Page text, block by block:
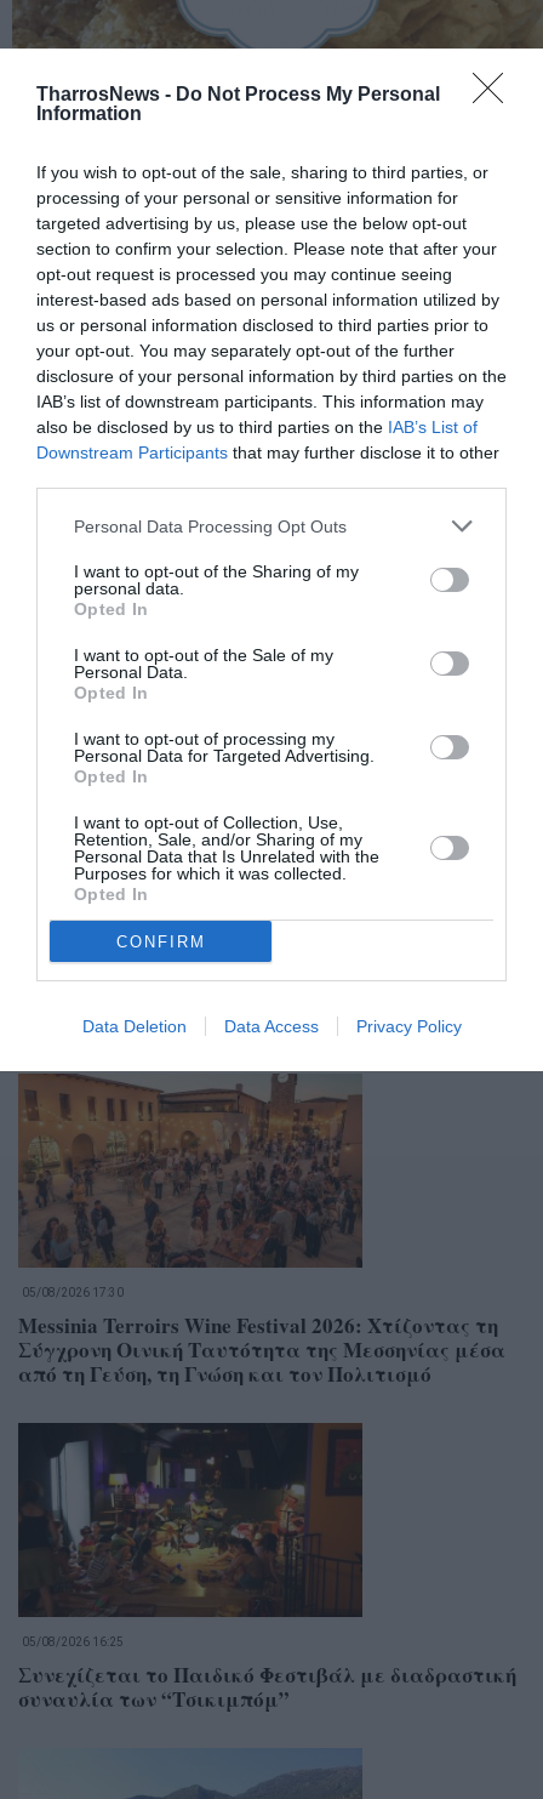
TharrosNews - Do Not Process My Personal
Information
If you wish to opt-out of the sale, sharing to third parties, or
processing of your personal or sensitive information for
targeted advertising by us, please use the below opt-out
section to confirm your selection. Please note that after your
opt-out request is processed you may continue seeing
interest-based ads based on personal information utilized by
us or personal information disclosed to third parties prior to
your opt-out. You may separately opt-out of the further
disclosure of your personal information by third parties on the
IAB’s list of downstream participants. This information may
also be disclosed by us to third parties on the IAB’s List of
Downstream Participants that may further disclose it to other
Personal Data Processing Opt Outs
I want to opt-out of the Sharing of my
personal data.
Opted In
I want to opt-out of the Sale of my
Personal Data.
Opted In
I want to opt-out of processing my
Personal Data for Targeted Advertising.
Opted In
I want to opt-out of Collection, Use,
Retention, Sale, and/or Sharing of my
Personal Data that Is Unrelated with the
Purposes for which it was collected.
Opted In
CONFIRM
Data Deletion Data Access Privacy Policy
Σχετικά Άρθρα
Ένα γαστρονομικό & πολιτιστικό ταξίδι στο
«Χιλιόμετρο» της Καλαμάτας
06/08/2026 11:01
05/08/2026 17:30
Messinia Terroirs Wine Festival 2026: Χτίζοντας τη
Σύγχρονη Οινική Ταυτότητα της Μεσσηνίας μέσα
από τη Γεύση, τη Γνώση και τον Πολιτισμό
05/08/2026 16:25
Συνεχίζεται το Παιδικό Φεστιβάλ με διαδραστική
συναυλία των “Τσικιμπόμ”